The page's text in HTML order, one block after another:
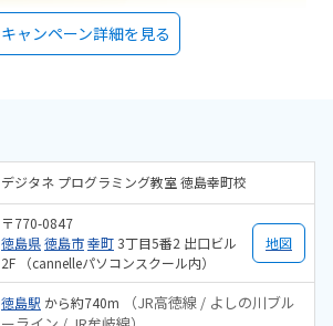
キャンペーン詳細を見る
デジタネ プログラミング教室 徳島幸町校
〒770-0847
徳島県徳島市幸町3丁目5番2 出口ビル
2F （cannelleパソコンスクール内）
地図
徳島駅 から約740m
（JR高徳線 / よしの川ブル